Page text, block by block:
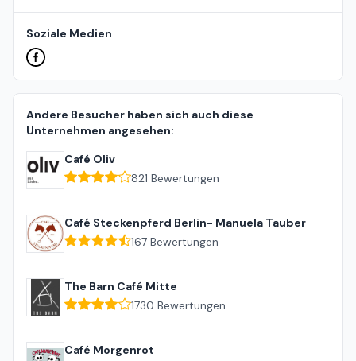
Soziale Medien
Andere Besucher haben sich auch diese
Unternehmen angesehen:
Café Oliv
821 Bewertungen
Café Steckenpferd Berlin- Manuela Tauber
167 Bewertungen
The Barn Café Mitte
1730 Bewertungen
Café Morgenrot